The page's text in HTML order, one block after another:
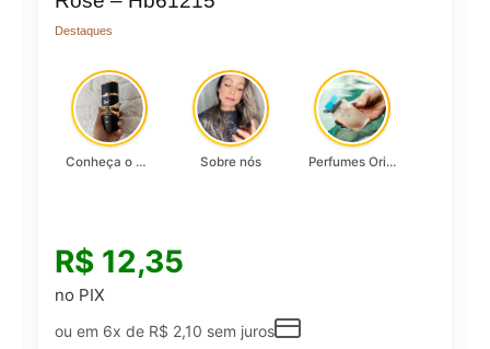
Destaques
Conheça o Asad, da Lattafa… Sobre nós Perfumes Originais
R$ 12,35
no PIX
ou em 6x de R$ 2,10 sem juros